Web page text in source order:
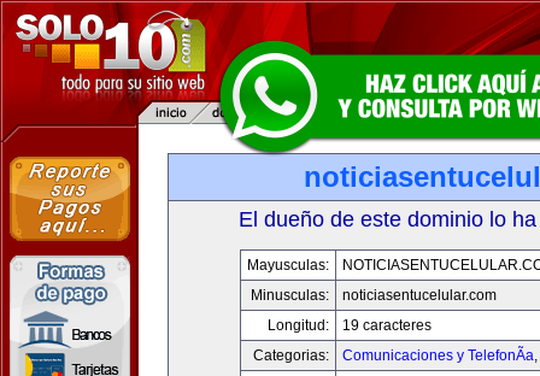
El dueño de este dominio lo
Mayusculas:
Minusculas:
noticiasentucelular.com
Longitud:
19 caracteres
Categorias:
Comunicaciones y TelefonÃ­a,